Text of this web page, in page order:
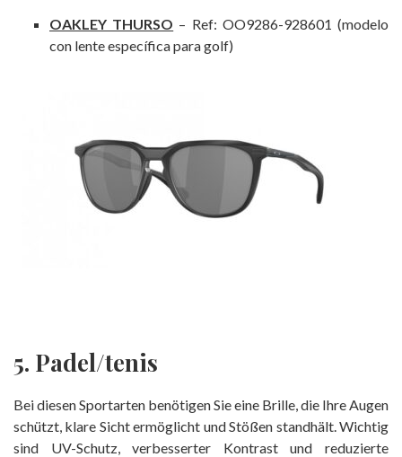
OAKLEY THURSO – Ref: OO9286-928601 (modelo
con lente específica para golf)
5. Padel/tenis
Bei diesen Sportarten benötigen Sie eine Brille, die Ihre Augen
schützt, klare Sicht ermöglicht und Stößen standhält. Wichtig
sind UV-Schutz, verbesserter Kontrast und reduzierte